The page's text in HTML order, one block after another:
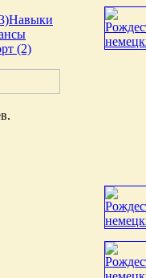
Навыки
(2)